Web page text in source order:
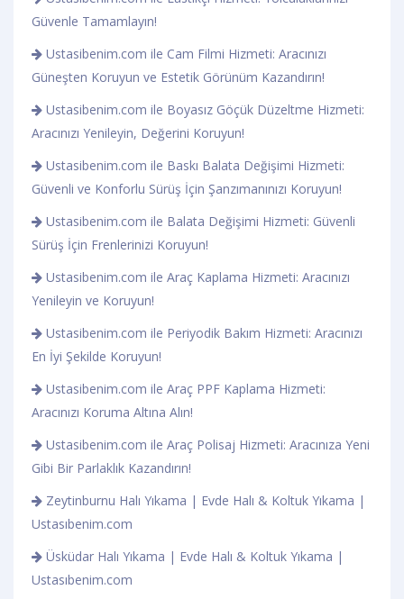
Güvenle Tamamlayın!
Ustasibenim.com ile Cam Filmi Hizmeti: Aracınızı
Güneşten Koruyun ve Estetik Görünüm Kazandırın!
Ustasibenim.com ile Boyasız Göçük Düzeltme Hizmeti:
Aracınızı Yenileyin, Değerini Koruyun!
Ustasibenim.com ile Baskı Balata Değişimi Hizmeti:
Güvenli ve Konforlu Sürüş İçin Şanzımanınızı Koruyun!
Ustasibenim.com ile Balata Değişimi Hizmeti: Güvenli
Sürüş İçin Frenlerinizi Koruyun!
Ustasibenim.com ile Araç Kaplama Hizmeti: Aracınızı
Yenileyin ve Koruyun!
Ustasibenim.com ile Periyodik Bakım Hizmeti: Aracınızı
En İyi Şekilde Koruyun!
Ustasibenim.com ile Araç PPF Kaplama Hizmeti:
Aracınızı Koruma Altına Alın!
Ustasibenim.com ile Araç Polisaj Hizmeti: Aracınıza Yeni
Gibi Bir Parlaklık Kazandırın!
Zeytinburnu Halı Yıkama | Evde Halı & Koltuk Yıkama |
Ustasıbenim.com
Üsküdar Halı Yıkama | Evde Halı & Koltuk Yıkama |
Ustasıbenim.com